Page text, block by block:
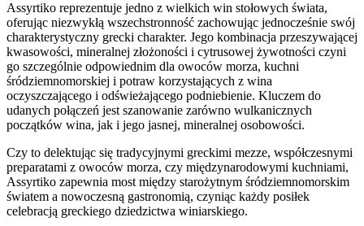
Assyrtiko reprezentuje jedno z wielkich win stołowych świata,
oferując niezwykłą wszechstronność zachowując jednocześnie swój
charakterystyczny grecki charakter. Jego kombinacja przeszywającej
kwasowości, mineralnej złożoności i cytrusowej żywotności czyni
go szczególnie odpowiednim dla owoców morza, kuchni
śródziemnomorskiej i potraw korzystających z wina
oczyszczającego i odświeżającego podniebienie. Kluczem do
udanych połączeń jest szanowanie zarówno wulkanicznych
początków wina, jak i jego jasnej, mineralnej osobowości.
Czy to delektując się tradycyjnymi greckimi mezze, współczesnymi
preparatami z owoców morza, czy międzynarodowymi kuchniami,
Assyrtiko zapewnia most między starożytnym śródziemnomorskim
światem a nowoczesną gastronomią, czyniąc każdy posiłek
celebracją greckiego dziedzictwa winiarskiego.